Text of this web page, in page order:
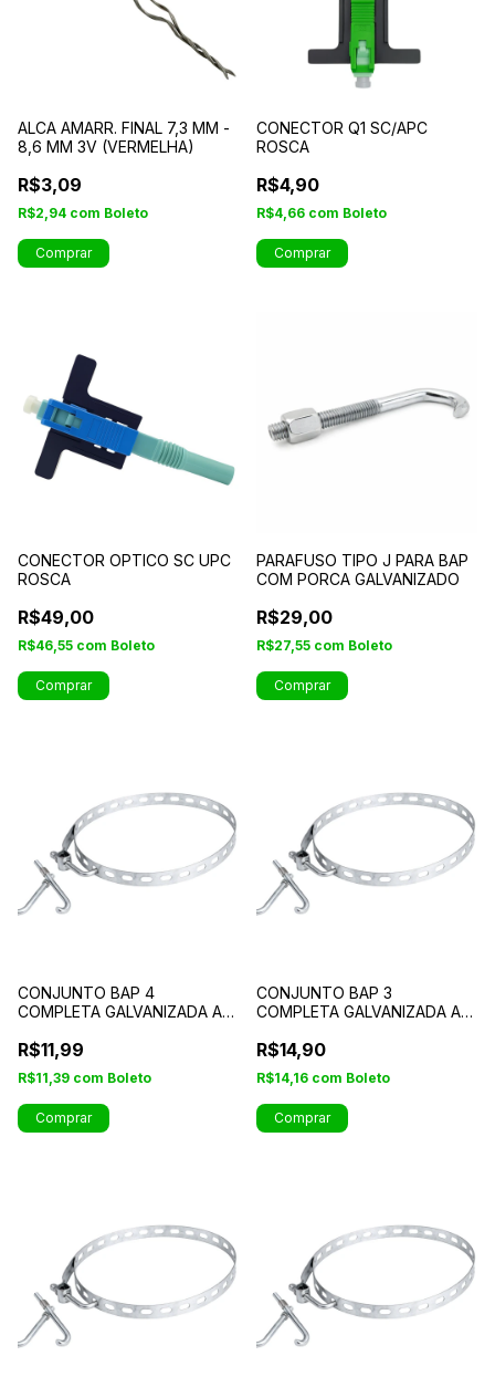
ALCA AMARR. FINAL 7,3 MM -
8,6 MM 3V (VERMELHA)
R$3,09
R$2,94 com Boleto
Comprar
CONECTOR Q1 SC/APC
ROSCA
R$4,90
R$4,66 com Boleto
Comprar
CONECTOR OPTICO SC UPC
ROSCA
R$49,00
R$46,55 com Boleto
Comprar
PARAFUSO TIPO J PARA BAP
COM PORCA GALVANIZADO
R$29,00
R$27,55 com Boleto
Comprar
CONJUNTO BAP 4
COMPLETA GALVANIZADA A
R$11,99
R$11,39 com Boleto
Comprar
CONJUNTO BAP 3
COMPLETA GALVANIZADA A
R$14,90
R$14,16 com Boleto
Comprar